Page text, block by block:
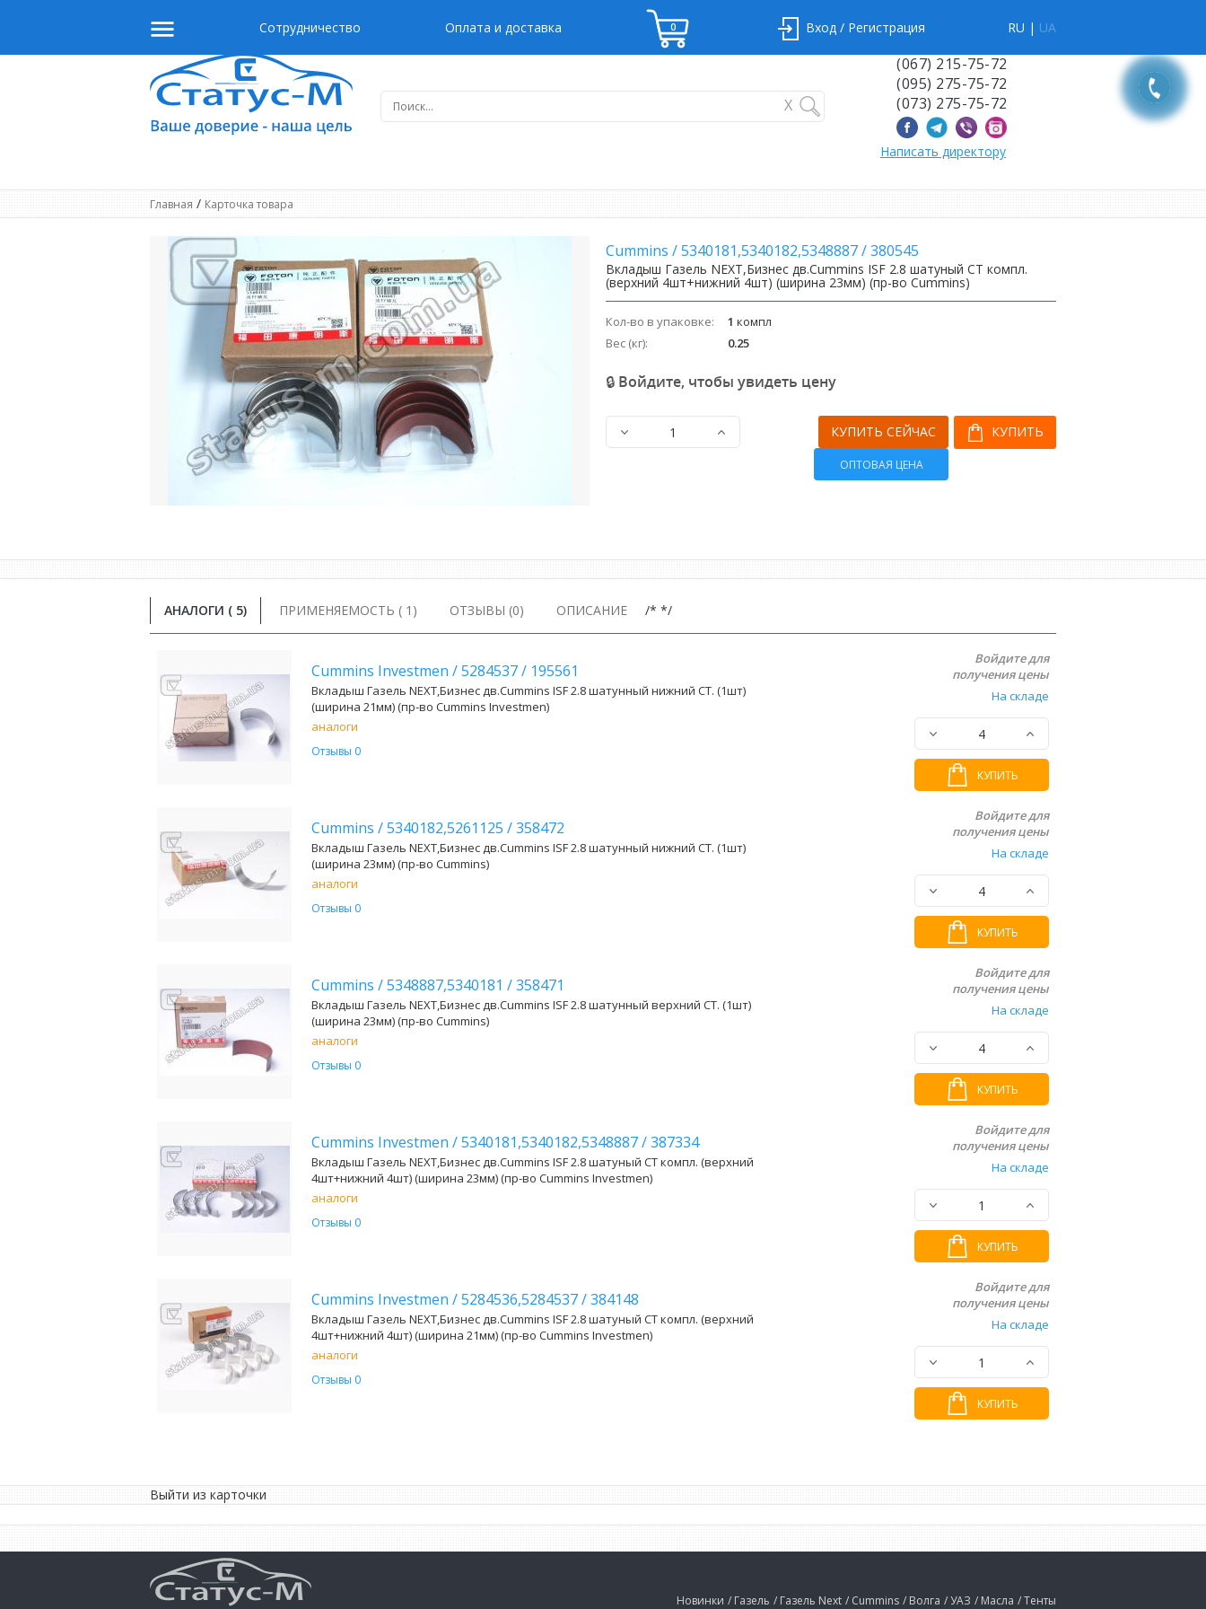
Сотрудничество Оплата и доставка Вход / Регистрация RU | UA
X
(067) 215-75-72
(095) 275-75-72
(073) 275-75-72
Написать директору
Главная / Карточка товара
Cummins /5340181,5340182,5348887/380545
Вкладыш Газель NEXT,Бизнес дв.Cummins ISF 2.8 шатуный СТ компл.
(верхний 4шт+нижний 4шт) (ширина 23мм) (пр-во Cummins)
Кол-во в упаковке: 1 компл
Вес (кг):
0.25
🔒 Войдите, чтобы увидеть цену
КУПИТЬ
КУПИТЬ СЕЙЧАС
ОПТОВАЯ ЦЕНА
АНАЛОГИ ( 5) ПРИМЕНЯЕМОСТЬ ( 1) ОТЗЫВЫ (0) ОПИСАНИЕ /* */
Cummins Investmen /5284537/ 195561
Вкладыш Газель NEXT,Бизнес дв.Cummins ISF 2.8 шатунный нижний СТ. (1шт)
(ширина 21мм) (пр-во Cummins Investmen)
аналоги
Отзывы 0
Войдите для
получения цены
На складе
КУПИТЬ
Cummins /5340182,5261125 /358472
Вкладыш Газель NEXT,Бизнес дв.Cummins ISF 2.8 шатунный нижний СТ. (1шт)
(ширина 23мм) (пр-во Cummins)
аналоги
Отзывы 0
Войдите для
получения цены
На складе
КУПИТЬ
Cummins /5348887,5340181 /358471
Вкладыш Газель NEXT,Бизнес дв.Cummins ISF 2.8 шатунный верхний СТ. (1шт)
(ширина 23мм) (пр-во Cummins)
аналоги
Отзывы 0
Войдите для
получения цены
На складе
КУПИТЬ
Cummins Investmen /5340181,5340182,5348887/387334
Вкладыш Газель NEXT,Бизнес дв.Cummins ISF 2.8 шатуный СТ компл. (верхний
4шт+нижний 4шт) (ширина 23мм) (пр-во Cummins Investmen)
аналоги
Отзывы 0
Войдите для
получения цены
На складе
КУПИТЬ
Cummins Investmen /5284536,5284537/384148
Вкладыш Газель NEXT,Бизнес дв.Cummins ISF 2.8 шатуный СТ компл. (верхний
4шт+нижний 4шт) (ширина 21мм) (пр-во Cummins Investmen)
аналоги
Отзывы 0
Войдите для
получения цены
На складе
КУПИТЬ
Выйти из карточки
Новинки / Газель / Газель Next / Cummins / Волга / УАЗ / Масла / Тенты